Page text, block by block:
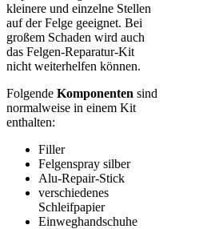
kleinere und einzelne Stellen
auf der Felge geeignet. Bei
großem Schaden wird auch
das Felgen-Reparatur-Kit
nicht weiterhelfen können.
Folgende Komponenten sind
normalweise in einem Kit
enthalten:
Filler
Felgenspray silber
Alu-Repair-Stick
verschiedenes
Schleifpapier
Einweghandschuhe